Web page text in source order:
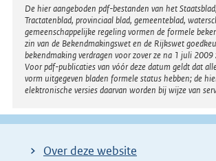
Disclaimer
De hier aangeboden pdf-bestanden van het
Tractatenblad, provinciaal blad, gemeenteblad,
gemeenschappelijke regeling vormen de formele
zin van de Bekendmakingswet en de Rijkswet
bekendmaking verdragen voor zover ze na 1 juli 2009
Voor pdf-publicaties van vóór deze datum geldt dat
vorm uitgegeven bladen formele status hebben; de
elektronische versies daarvan worden bij wijze van
Over deze website